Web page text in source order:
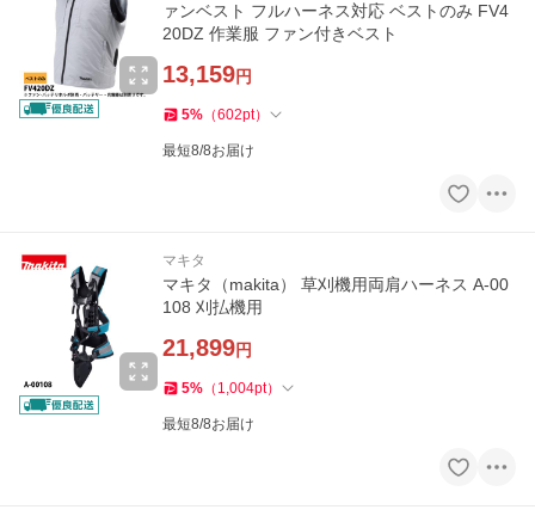
ァンベスト フルハーネス対応 ベストのみ FV4
20DZ 作業服 ファン付きベスト
13,159円
5% （602pt）
最短8/8お届け
マキタ
マキタ（makita） 草刈機用両肩ハーネス A-00
108 刈払機用
21,899円
5% （ 1,004pt）
最短8/8お届け